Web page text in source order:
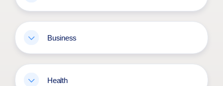
Business
Health